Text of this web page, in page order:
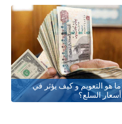
ما هو التعويم و كيف يؤثر في
أسعار السلع؟